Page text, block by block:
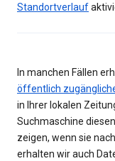
Standortverlauf
In manchen Fällen
öffentlich
in Ihrer lokalen
Suchmaschine
zeigen, wenn sie
erhalten wir auch